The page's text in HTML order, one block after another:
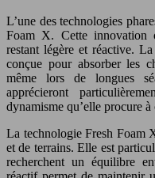
L’une des technologies
Foam X. Cette innovation
restant légère et réactive.
conçue pour absorber les
même lors de longues
apprécieront
dynamisme qu’elle procure à
La technologie Fresh Foam
et de terrains. Elle est
recherchent un équilibre